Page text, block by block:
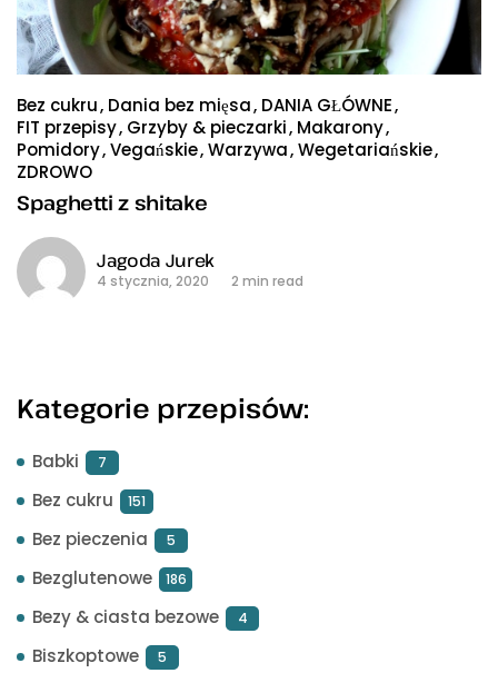
Bez cukru Dania bez mięsa DANIA GŁÓWNE
FIT przepisy Grzyby & pieczarki Makarony
Pomidory Vegańskie Warzywa Wegetariańskie
ZDROWO
Spaghetti z shitake
Jagoda Jurek
4 stycznia, 2020 2 min read
Kategorie przepisów:
Babki 7
Bez cukru 151
Bez pieczenia 5
Bezglutenowe 186
Bezy & ciasta bezowe 4
Biszkoptowe 5